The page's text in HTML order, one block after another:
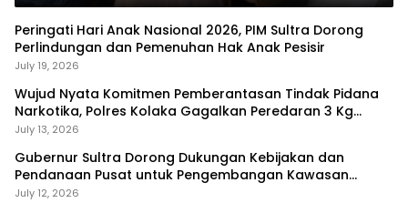
Peringati Hari Anak Nasional 2026, PIM Sultra Dorong
Perlindungan dan Pemenuhan Hak Anak Pesisir
July 19, 2026
Wujud Nyata Komitmen Pemberantasan Tindak Pidana
Narkotika, Polres Kolaka Gagalkan Peredaran 3 Kg
Sabu-Sabu
July 13, 2026
Gubernur Sultra Dorong Dukungan Kebijakan dan
Pendanaan Pusat untuk Pengembangan Kawasan
Liangkobhori
July 12, 2026